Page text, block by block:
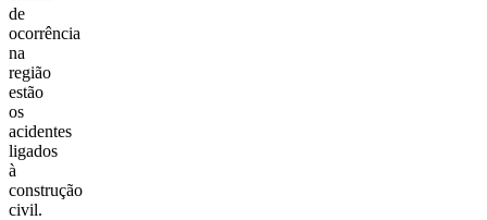
de
ocorrência
na
região
estão
os
acidentes
ligados
à
construção
civil.